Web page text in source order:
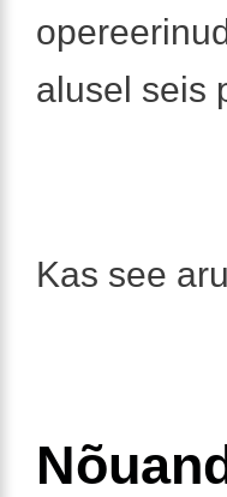
alusel seis
Kas see